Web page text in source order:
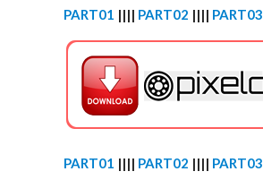
PART01 |||| PART02 |||| PART03
PART01 |||| PART02 |||| PART03